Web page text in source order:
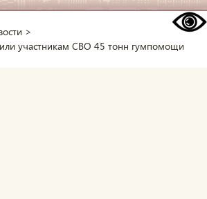
>
участникам СВО 45 тонн гумпомощи